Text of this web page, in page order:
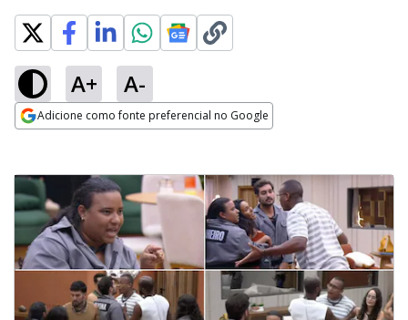
A+ A-
Adicione como fonte preferencial no Google